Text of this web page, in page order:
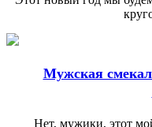
Мужская
Нет, мужики, этот